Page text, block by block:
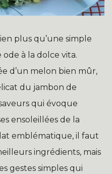
plus qu’une simple
à la dolce vita.
d’un melon bien mûr,
du jambon de
qui évoque
ensoleillées de la
emblématique, il faut
ingrédients, mais
gestes simples qui